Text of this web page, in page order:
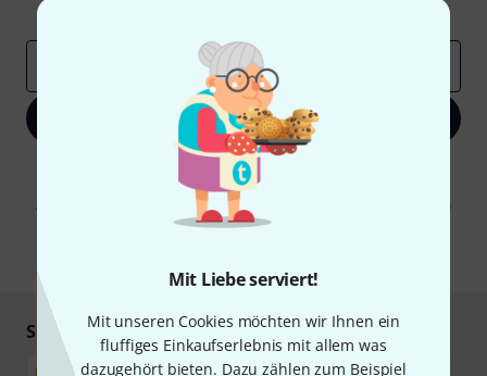
Mit Liebe serviert!
Mit unseren Cookies möchten wir Ihnen ein
fluffiges Einkaufserlebnis mit allem was
dazugehört bieten. Dazu zählen zum Beispiel
Thomann Insights
Jetzt anmelden
Mit Klick auf „Jetzt anmelden“ stimmen Sie dem Erhalt von E-Mail-
Werbung und einer Messung des E-Mail-Nutzungsverhaltens zu. Die
Abmeldung ist jederzeit möglich. Weitere Informationen finden Sie in
unserenDatenschutzhinweisen
Sicher einkaufen & bezahlen